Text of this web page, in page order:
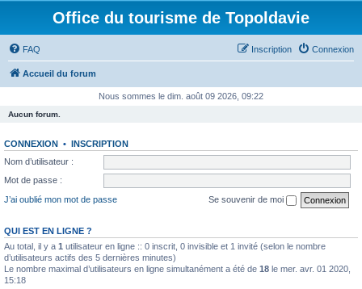
Office du tourisme de Topoldavie
FAQ Connexion
Inscription
Accueil du forum
Nous sommes le dim. août 09 2026, 09:22
Aucun forum.
CONNEXION • INSCRIPTION
Nom d’utilisateur :
Mot de passe :
J’ai oublié mon mot de passe
Se souvenir de moi
QUI EST EN LIGNE ?
Au total, il y a 1 utilisateur en ligne :: 0 inscrit, 0 invisible et 1 invité (selon le nombre
d’utilisateurs actifs des 5 dernières minutes)
Le nombre maximal d’utilisateurs en ligne simultanément a été de 18 le mer. avr. 01 2020,
15:18